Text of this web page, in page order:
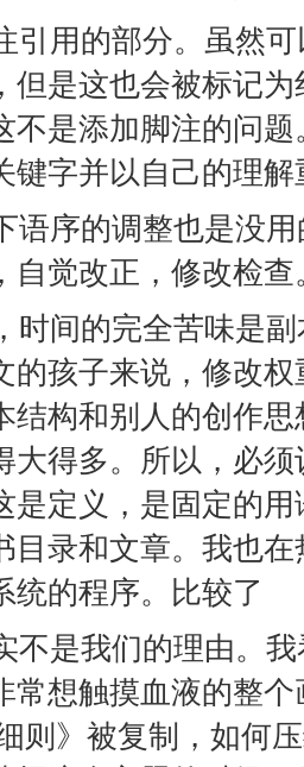
引用的部分。虽然
但是这也会被标记
不是添加脚注的问
键字并以自己的理解
语序的调整也是没
自觉改正，修改检查
时间的完全苦味是
的孩子来说，修改
结构和别人的创作
大得多。所以，必
是定义，是固定的
目录和文章。我也
统的程序。比较了
不是我们的理由。
常想触摸血液的整
则》被复制，如何